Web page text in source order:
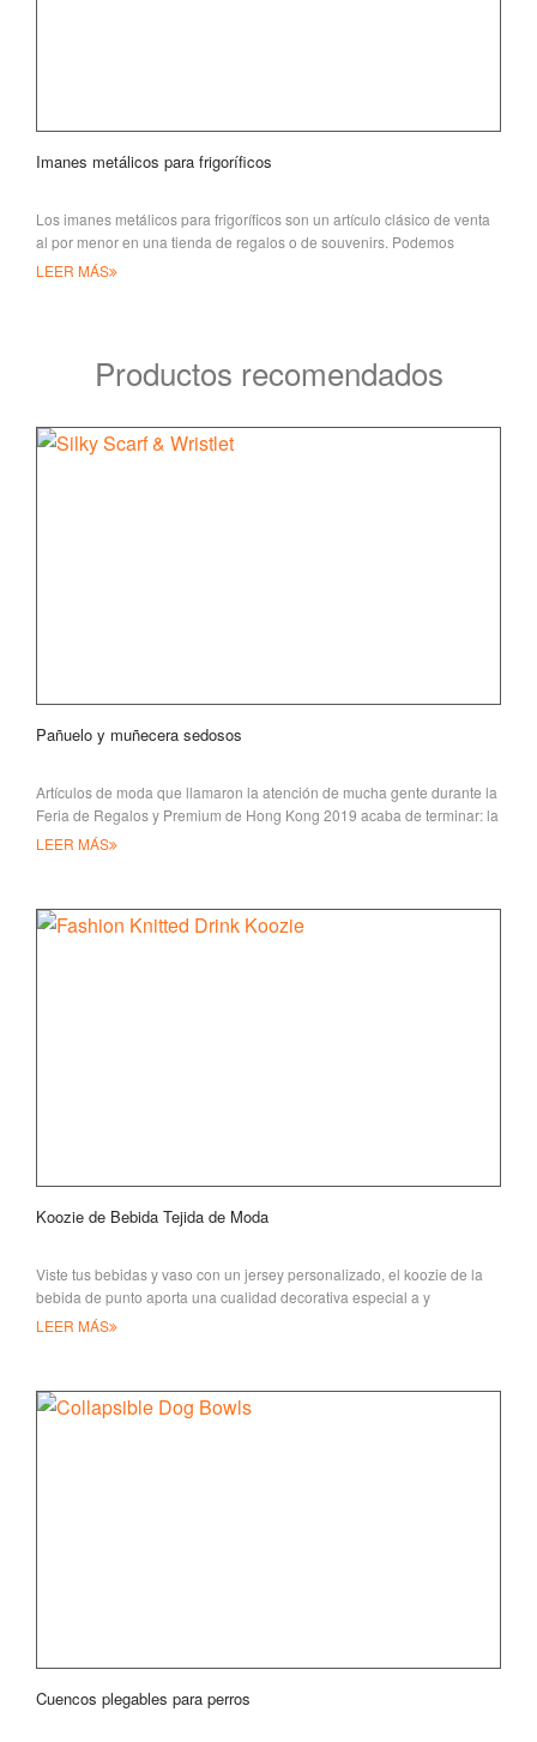
Imanes metálicos para frigoríficos
Los imanes metálicos para frigoríficos son un artículo clásico de venta
al por menor en una tienda de regalos o de souvenirs. Podemos
ofrecer cualquier estilo para satisfacer tus necesidades creativas
LEER MÁS
Productos recomendados
Pañuelo y muñecera sedosos
Artículos de moda que llamaron la atención de mucha gente durante la
Feria de Regalos y Premium de Hong Kong 2019 acaba de terminar: la
bufanda de seda
LEER MÁS
Koozie de Bebida Tejida de Moda
Viste tus bebidas y vaso con un jersey personalizado, el koozie de la
bebida de punto aporta una cualidad decorativa especial a y
LEER MÁS
Cuencos plegables para perros